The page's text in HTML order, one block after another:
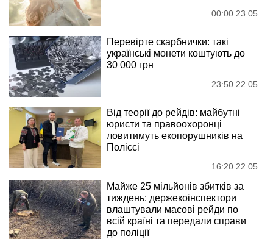
00:00 23.05
Перевірте скарбнички: такі
українські монети коштують до
30 000 грн
23:50 22.05
Від теорії до рейдів: майбутні
юристи та правоохоронці
ловитимуть екопорушників на
Поліссі
16:20 22.05
Майже 25 мільйонів збитків за
тиждень: держекоінспектори
влаштували масові рейди по
всій країні та передали справи
до поліції